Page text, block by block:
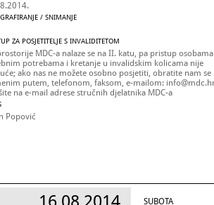
/ SNIMANJE
ZA POSJETITELJE S INVALIDITETOM
MDC-a nalaze se na II. katu, pa pristup osobama
potrebama i kretanje u invalidskim kolicama nije
ako nas ne možete osobno posjetiti, obratite nam se
putem, telefonom, faksom, e-mailom:
na e-mail adrese stručnih djelatnika MDC-a
Popović
SUBOTA